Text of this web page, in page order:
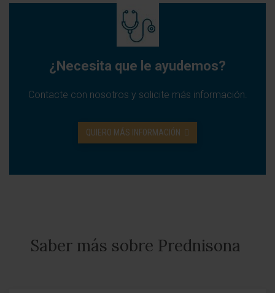
¿Necesita que le ayudemos?
Contacte con nosotros y solicite más información.
QUIERO MÁS INFORMACIÓN
Saber más sobre Prednisona